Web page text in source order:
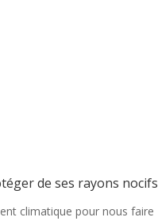
de ses rayons nocifs
climatique pour nous faire